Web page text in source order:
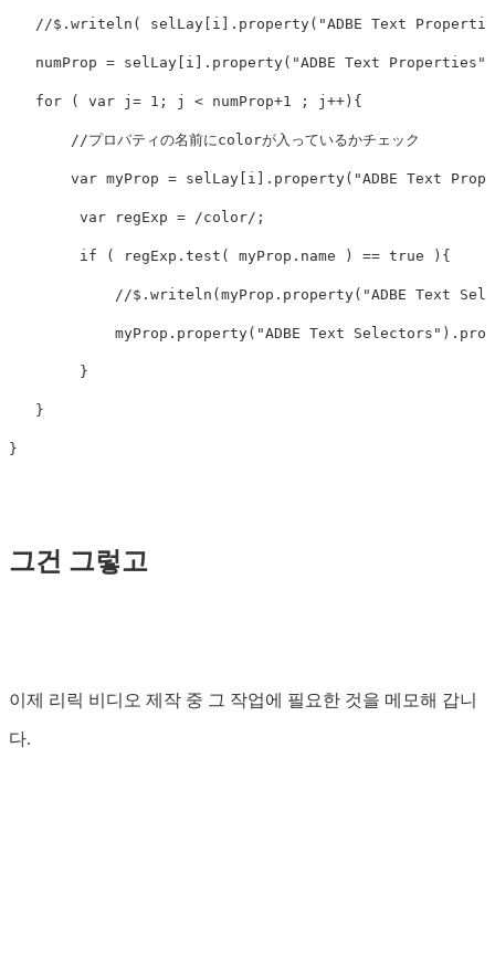
//$.writeln( selLay[i].property("ADBE Text
numProp = selLay [ i ]. property( "ADBE Text Properties "
for ( var j = 1 ; j < numProp+1 ; j ++){
//プロパティの名前にcolorが入っているかチェック
var myProp = selLay [ i ]. property( "ADBE Text
var regExp = /color/ ;
if ( regExp . test ( myProp . name ) == true ){
//$.writeln(myProp.property("ADBE Text
myProp . property( "ADBE Text Selectors " ).
}
}
}
그건 그렇고
이제 리릭 비디오 제작 중 그 작업에 필요한 것을 메모해 갑니
다.